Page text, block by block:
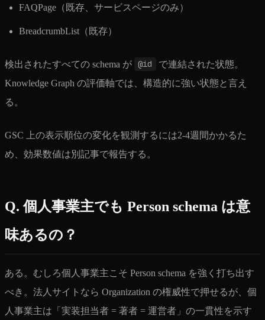
FAQPage（既存、サービスページのみ）
BreadcrumbList（既存）
検出されたすべての schema が @id
で連結された状態。
Knowledge Graph の評価軸では、構造的に強い状態と言え
る。
GSC 上の表示順位の変化を観測するには2-4週間かかるた
め、効果数値は別記事で報告する。
Q. 個人事業主でも Person schema は意
味あるの？
ある。むしろ個人事業主こそ Person schema を強く打ち出す
べき。法人サイトなら Organization の権威性で押せるが、個
人事業主は「実装担当者 = 著者 = 運営者」の一貫性を示す